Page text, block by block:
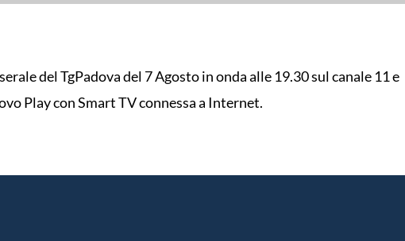
del TgPadova del 7 Agosto in onda alle 19.30 sul canale 11 e
Play con Smart TV connessa a Internet.